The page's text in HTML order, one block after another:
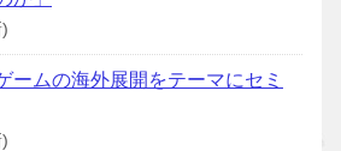
ームの海外展開をテーマにセミ